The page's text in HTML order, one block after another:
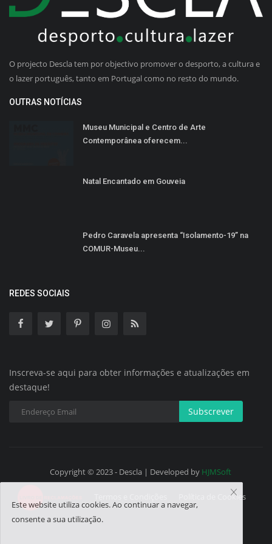
O projecto Descla tem por objectivo promover o desporto, a cultura e
o lazer português, tanto em Portugal como no resto do mundo.
OUTRAS NOTÍCIAS
Museu Municipal e Centro de Arte
Contemporânea oferecem...
Natal Encantado em Gouveia
Pedro Caravela apresenta “Isolamento-19” na
COMUR-Museu...
REDES SOCIAIS
Inscreva-se aqui para obter informações e atualizações em
destaque!
Subscrever
Copyright © 2023 - Descla | Developed by HJMSoft
Política de Cookies
Este website utiliza cookies. Ao continuar a navegar,
consente a sua utilização.